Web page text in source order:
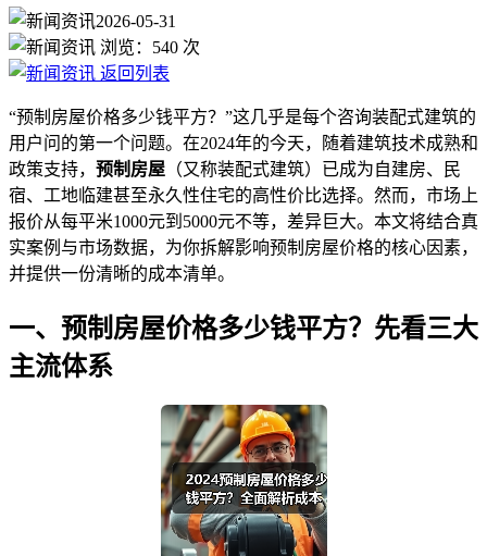
2026-05-31
浏览： 540 次
返回列表
“预制房屋价格多少钱平方？”这几乎是每个咨询装配式建筑的
用户问的第一个问题。在2024年的今天，随着建筑技术成熟和
政策支持， 预制房屋 （又称装配式建筑）已成为自建房、民
宿、工地临建甚至永久性住宅的高性价比选择。然而，市场上
报价从每平米1000元到5000元不等，差异巨大。本文将结合真
实案例与市场数据，为你拆解影响预制房屋价格的核心因素，
并提供一份清晰的成本清单。
一、预制房屋价格多少钱平方？先看三大
主流体系